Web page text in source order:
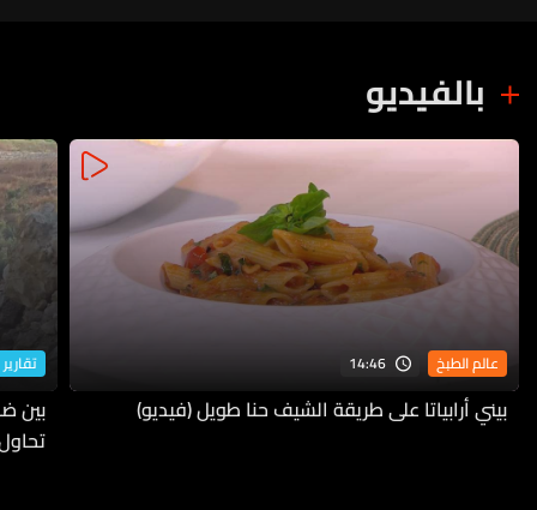
بالفيديو
عالم الطبخ 14:46
بيني أرابياتا على طريقة الشيف حنا طويل (فيديو)
بين